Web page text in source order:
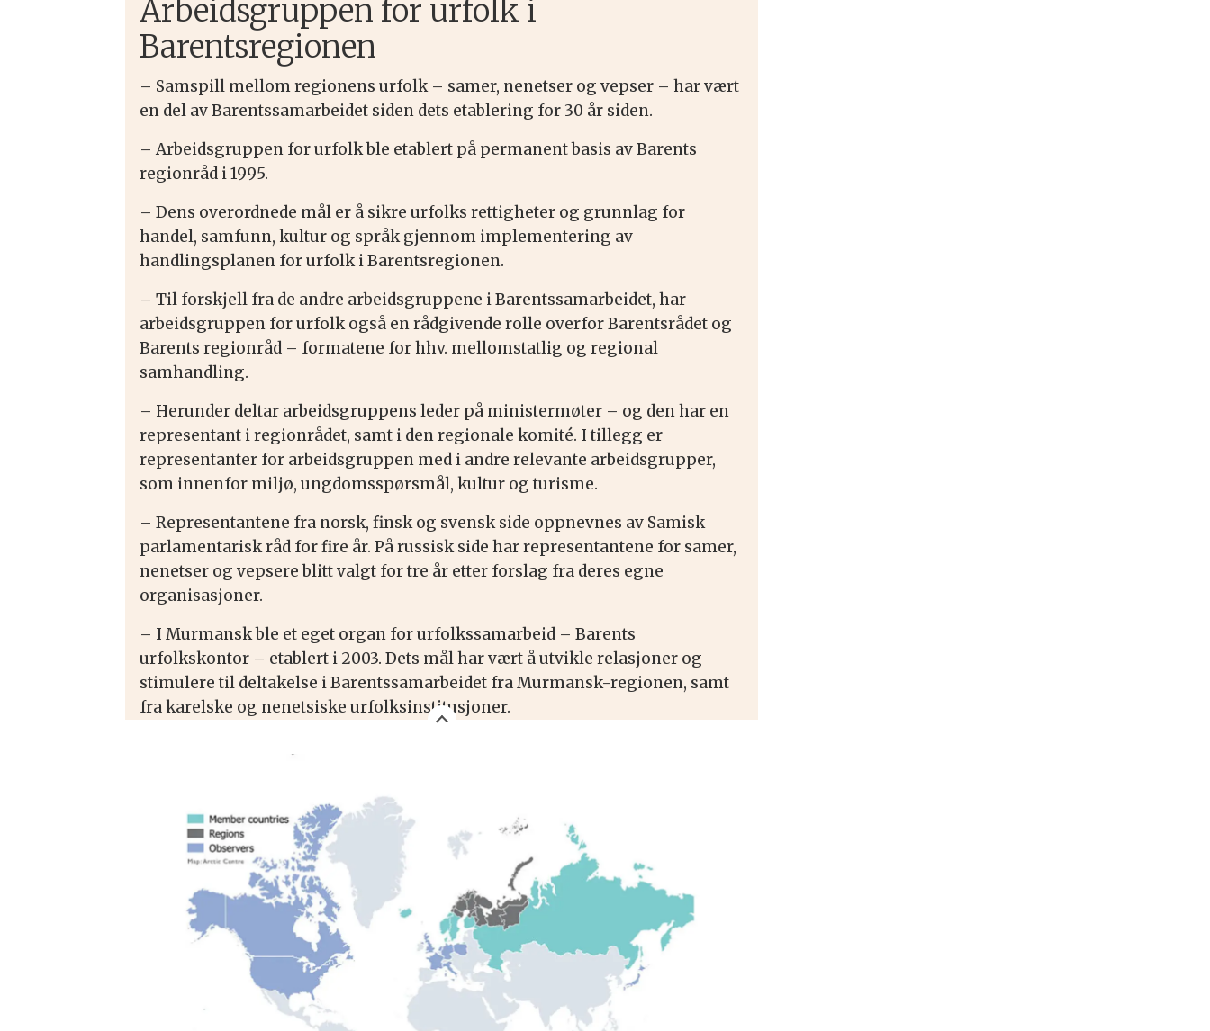
Arbeidsgruppen for urfolk i
Barentsregionen
– Samspill mellom regionens urfolk – samer, nenetser og vepser – har vært
en del av Barentssamarbeidet siden dets etablering for 30 år siden.
– Arbeidsgruppen for urfolk ble etablert på permanent basis av Barents
regionråd i 1995.
– Dens overordnede mål er å sikre urfolks rettigheter og grunnlag for
handel, samfunn, kultur og språk gjennom implementering av
handlingsplanen for urfolk i Barentsregionen.
– Til forskjell fra de andre arbeidsgruppene i Barentssamarbeidet, har
arbeidsgruppen for urfolk også en rådgivende rolle overfor Barentsrådet og
Barents regionråd – formatene for hhv. mellomstatlig og regional
samhandling.
– Herunder deltar arbeidsgruppens leder på ministermøter – og den har en
representant i regionrådet, samt i den regionale komité. I tillegg er
representanter for arbeidsgruppen med i andre relevante arbeidsgrupper,
som innenfor miljø, ungdomsspørsmål, kultur og turisme.
– Representantene fra norsk, finsk og svensk side oppnevnes av Samisk
parlamentarisk råd for fire år. På russisk side har representantene for samer,
nenetser og vepsere blitt valgt for tre år etter forslag fra deres egne
organisasjoner.
– I Murmansk ble et eget organ for urfolkssamarbeid – Barents
urfolkskontor – etablert i 2003. Dets mål har vært å utvikle relasjoner og
stimulere til deltakelse i Barentssamarbeidet fra Murmansk-regionen, samt
fra karelske og nenetsiske urfolksinstitusjoner.